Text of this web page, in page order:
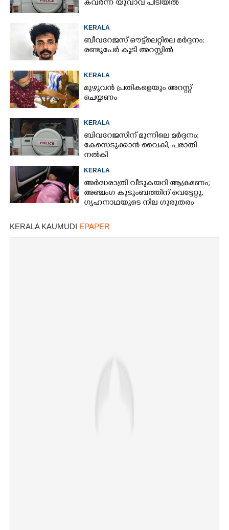
കവർന്ന യുവാവ് പിടിയിൽ
KERALA
ബീവറേജസ് ഔട്ട്‌ലെറ്റിലെ മർദ്ദനം:
രണ്ടുപേർ കൂടി അറസ്റ്റിൽ
KERALA
മുഴുവൻ പ്രതികളെയും അറസ്റ്റ്
ചെയ്യണം
KERALA
ബിവറേജസിന് മുന്നിലെ മർദ്ദനം:
കേസെടുക്കാൻ വൈകി, പരാതി
നൽകി
KERALA
അർദ്ധരാത്രി വീടുകയറി ആക്രമണം;
അഞ്ചംഗ കുടുംബത്തിന് വെട്ടേറ്റു,
ഗൃഹനാഥയുടെ നില ഗുരുതരം
KERALA KAUMUDI EPAPER